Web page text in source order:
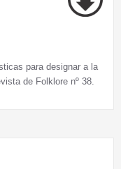
para designar a la
de Folklore nº 38.